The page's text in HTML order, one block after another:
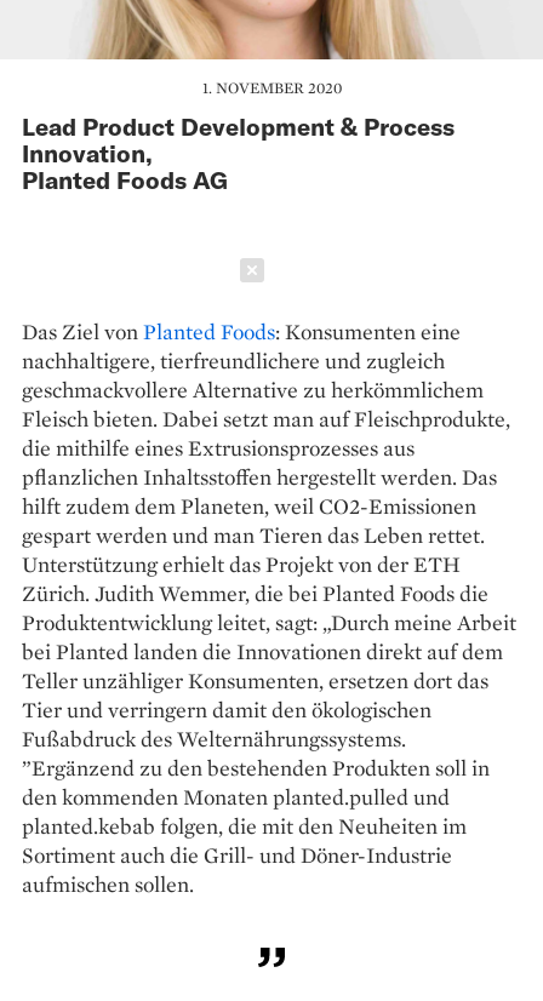
1. NOVEMBER 2020
Lead Product Development & Process
Innovation,
Planted Foods AG
Das Ziel vonPlanted Foods: Konsumenten eine
nachhaltigere, tierfreundlichere und zugleich
geschmackvollere Alternative zu herkömmlichem
Fleisch bieten. Dabei setzt man auf Fleischprodukte,
die mithilfe eines Extrusionsprozesses aus
pflanzlichen Inhaltsstoffen hergestellt werden. Das
hilft zudem dem Planeten, weil CO2-Emissionen
gespart werden und man Tieren das Leben rettet.
Unterstützung erhielt das Projekt von der ETH
Zürich. Judith Wemmer, die bei Planted Foods die
Produktentwicklung leitet, sagt: „Durch meine Arbeit
bei Planted landen die Innovationen direkt auf dem
Teller unzähliger Konsumenten, ersetzen dort das
Tier und verringern damit den ökologischen
Fußabdruck des Welternährungssystems.
”Ergänzend zu den bestehenden Produkten soll in
den kommenden Monaten planted.pulled und
planted.kebab folgen, die mit den Neuheiten im
Sortiment auch die Grill- und Döner-Industrie
aufmischen sollen.